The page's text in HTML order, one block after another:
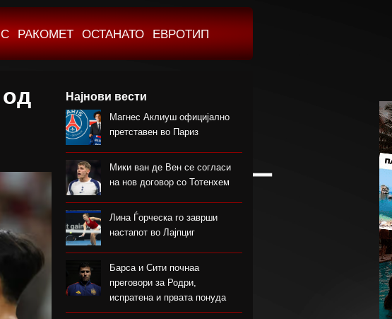
РАКОМЕТ ОСТАНАТО ЕВРОТИП
Најнови вести
Магнес Аклиуш официјално
претставен во Париз
Мики ван де Вен се согласи
на нов договор со Тотенхем
Лина Ѓорческа го заврши
настапот во Лајпциг
Барса и Сити почнаа
преговори за Родри,
испратена и првата понуда